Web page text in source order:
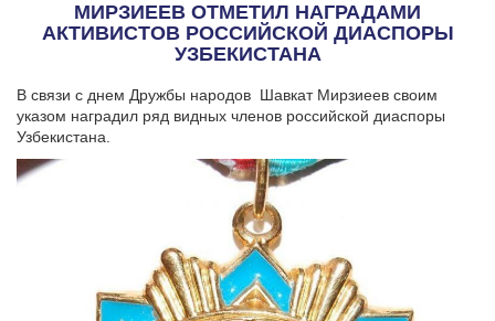
МИРЗИЕЕВ ОТМЕТИЛ НАГРАДАМИ
АКТИВИСТОВ РОССИЙСКОЙ ДИАСПОРЫ
УЗБЕКИСТАНА
В связи с днем Дружбы народов Шавкат Мирзиеев своим
указом наградил ряд видных членов российской диаспоры
Узбекистана.